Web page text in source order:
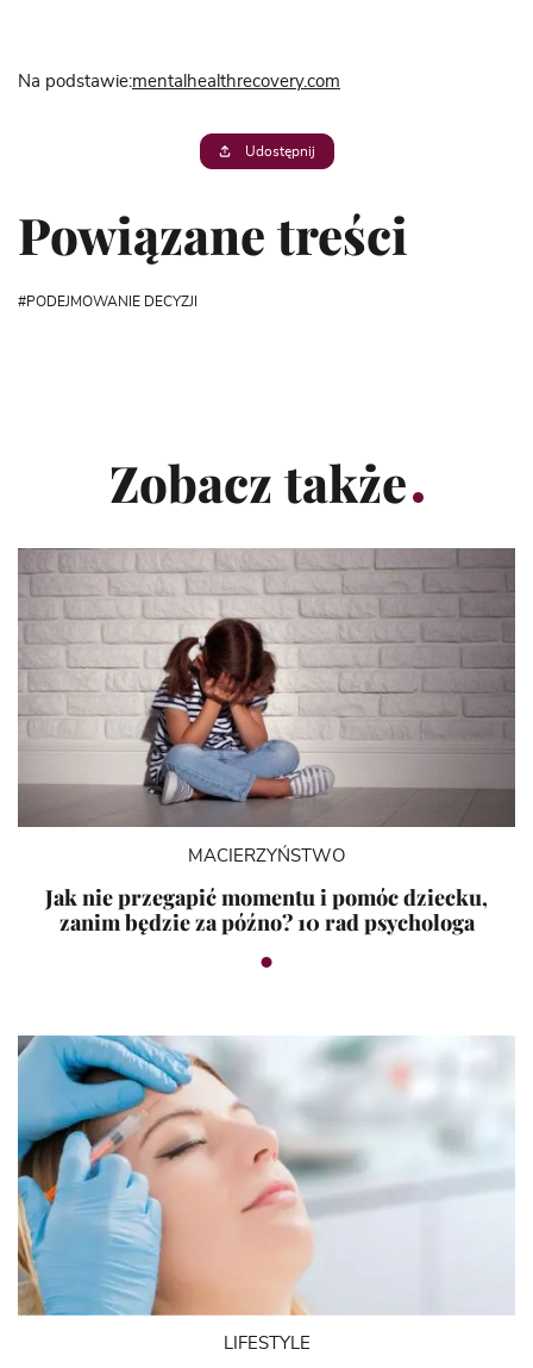
Na podstawie:mentalhealthrecovery.com
Udostępnij
Powiązane treści
PODEJMOWANIE DECYZJI
Zobacz także
MACIERZYŃSTWO
Jak nie przegapić momentu i pomóc dziecku,
zanim będzie za późno? 10 rad psychologa
LIFESTYLE